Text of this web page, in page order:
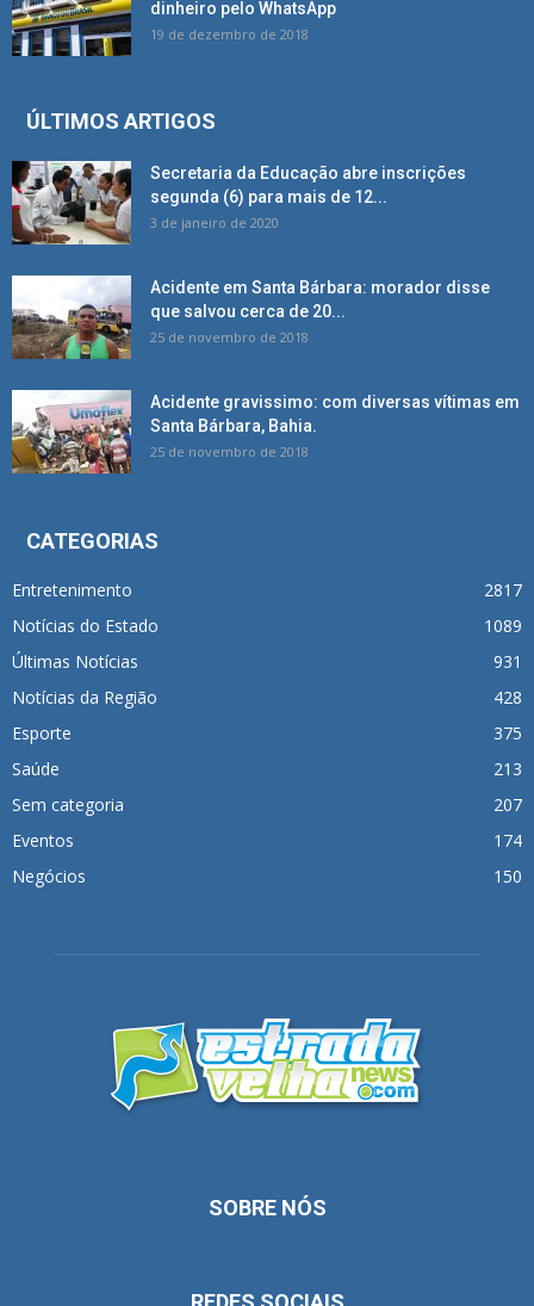
dinheiro pelo WhatsApp
19 de dezembro de 2018
ÚLTIMOS ARTIGOS
Secretaria da Educação abre inscrições
segunda (6) para mais de 12...
3 de janeiro de 2020
Acidente em Santa Bárbara: morador disse
que salvou cerca de 20...
25 de novembro de 2018
Acidente gravissimo: com diversas vítimas em
Santa Bárbara, Bahia.
25 de novembro de 2018
CATEGORIAS
Entretenimento
2817
Notícias do Estado
1089
Últimas Notícias
931
Notícias da Região
428
Esporte
375
Saúde
213
Sem categoria
207
Eventos
174
Negócios
150
SOBRE NÓS